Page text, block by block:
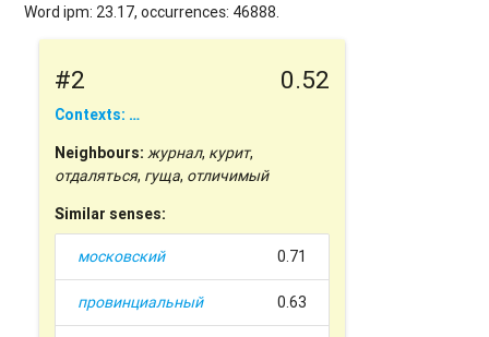
Word ipm: 23.17, occurrences: 46888.
#2 0.52
Contexts: …
Neighbours: журнал, курит,
отдаляться, гуща, отличимый
Similar senses:
московский 0.71
провинциальный 0.63